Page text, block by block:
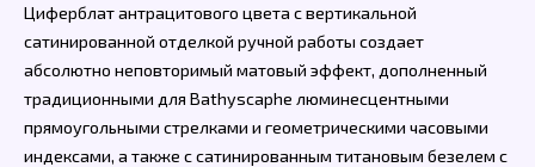
Циферблат антрацитового цвета с вертикальной
сатинированной отделкой ручной работы создает
абсолютно неповторимый матовый эффект, дополненный
традиционными для Bathyscaphe люминесцентными
прямоугольными стрелками и геометрическими часовыми
индексами, а также с сатинированным титановым безелем с